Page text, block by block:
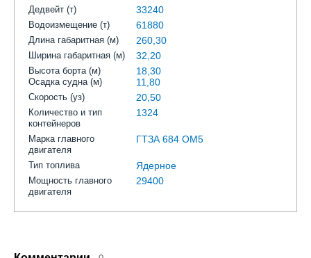
Дедвейт (т) 33240
Водоизмещение (т) 61880
Длина габаритная (м) 260,30
Ширина габаритная (м) 32,20
Высота борта (м) 18,30
Осадка судна (м) 11,80
Скорость (уз) 20,50
Количество и тип
контейнеров
1324
Марка главного
двигателя
ГТЗА 684 ОМ5
Тип топлива Ядерное
Мощность главного
двигателя
29400